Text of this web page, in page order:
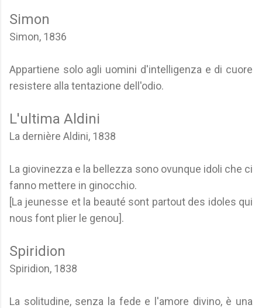
Simon
Simon, 1836
Appartiene solo agli uomini d'intelligenza e di cuore
resistere alla tentazione dell'odio.
L'ultima Aldini
La dernière Aldini, 1838
La giovinezza e la bellezza sono ovunque idoli che ci
fanno mettere in ginocchio.
[La jeunesse et la beauté sont partout des idoles qui
nous font plier le genou].
Spiridion
Spiridion, 1838
La solitudine, senza la fede e l'amore divino, è una